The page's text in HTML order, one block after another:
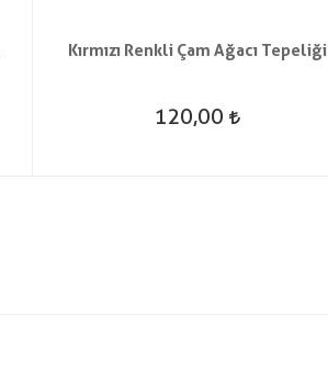
Kırmızı Renkli Çam Ağacı Tepeliği
120,00